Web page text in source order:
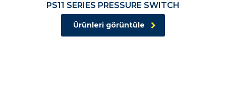
PS11 SERIES PRESSURE SWITCH
Ürünleri görüntüle